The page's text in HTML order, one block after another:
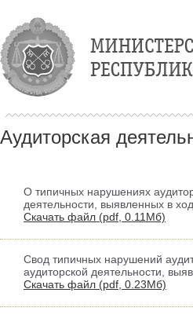
Аудиторская
О типичных нарушениях
деятельности, выявленных в
Скачать файл (pdf, 0.11Мб)
Свод типичных нарушений
аудиторской деятельности,
Скачать файл (pdf, 0.23Мб)